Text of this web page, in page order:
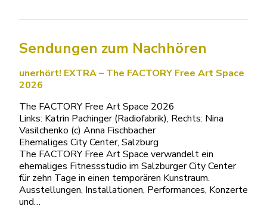
Sendungen zum Nachhören
unerhört! EXTRA – The FACTORY Free Art Space
2026
The FACTORY Free Art Space 2026
Links: Katrin Pachinger (Radiofabrik), Rechts: Nina
Vasilchenko (c) Anna Fischbacher
Ehemaliges City Center, Salzburg
The FACTORY Free Art Space verwandelt ein
ehemaliges Fitnessstudio im Salzburger City Center
für zehn Tage in einen temporären Kunstraum.
Ausstellungen, Installationen, Performances, Konzerte
und…